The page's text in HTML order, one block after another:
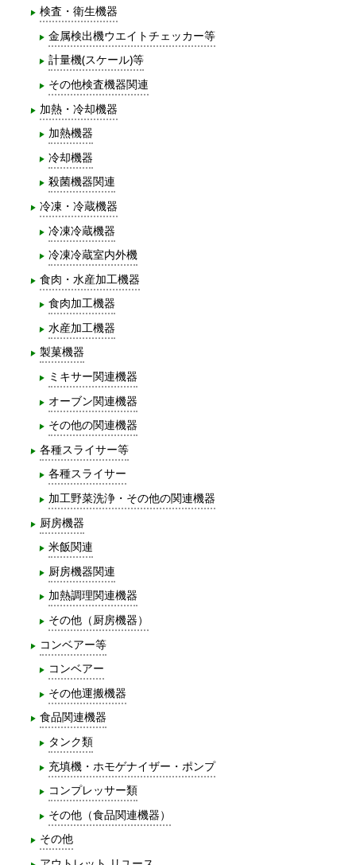
検査・衛生機器
金属検出機ウエイトチェッカー等
計量機(スケール)等
その他検査機器関連
加熱・冷却機器
加熱機器
冷却機器
殺菌機器関連
冷凍・冷蔵機器
冷凍冷蔵機器
冷凍冷蔵室内外機
食肉・水産加工機器
食肉加工機器
水産加工機器
製菓機器
ミキサー関連機器
オーブン関連機器
その他の関連機器
各種スライサー等
各種スライサー
加工野菜洗浄・その他の関連機器
厨房機器
米飯関連
厨房機器関連
加熱調理関連機器
その他（厨房機器）
コンベアー等
コンベアー
その他運搬機器
食品関連機器
タンク類
充填機・ホモゲナイザー・ポンプ
コンプレッサー類
その他（食品関連機器）
その他